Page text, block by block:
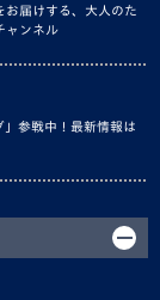
お届けする、大人のた
ャンネル
参戦中！最新情報は